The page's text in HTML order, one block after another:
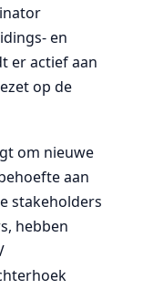
en
er actief aan
op de
om nieuwe
aan
stakeholders
hebben